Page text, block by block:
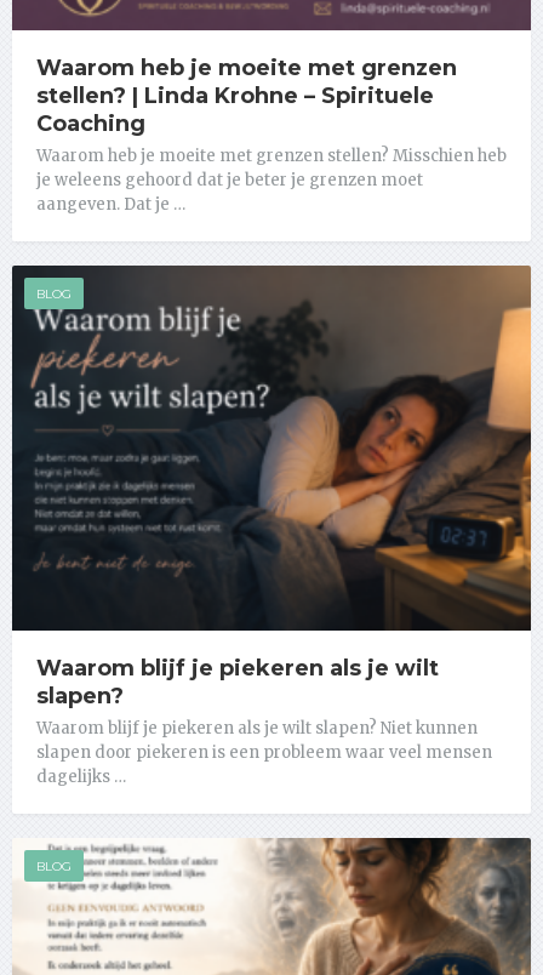
Waarom heb je moeite met grenzen
stellen? | Linda Krohne – Spirituele
Coaching
Waarom heb je moeite met grenzen stellen? Misschien heb
je weleens gehoord dat je beter je grenzen moet
aangeven. Dat je …
BLOG
Waarom blijf je piekeren als je wilt
slapen?
Waarom blijf je piekeren als je wilt slapen? Niet kunnen
slapen door piekeren is een probleem waar veel mensen
dagelijks …
BLOG